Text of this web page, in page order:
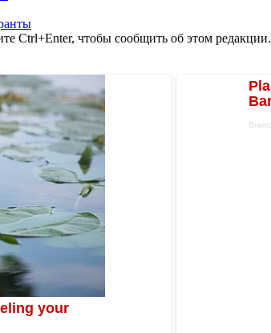
Ctrl+Enter, чтобы сообщить об этом редакции.